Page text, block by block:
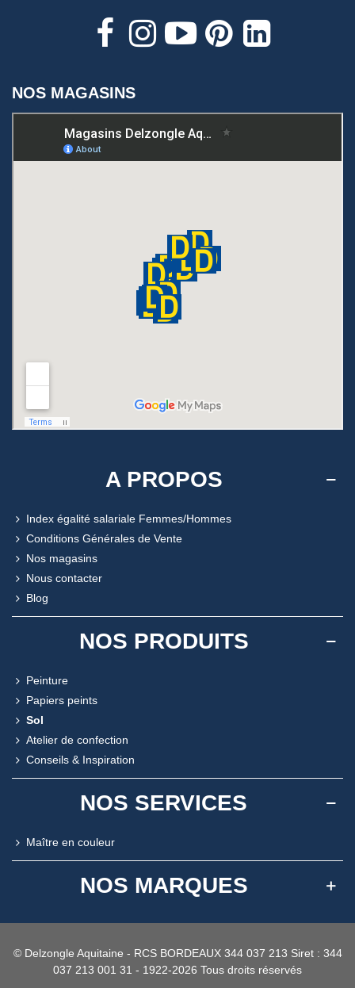
NOS MAGASINS
A PROPOS
Index égalité salariale Femmes/Hommes
Conditions Générales de Vente
Nos magasins
Nous contacter
Blog
NOS PRODUITS
Peinture
Papiers peints
Sol
Atelier de confection
Conseils & Inspiration
NOS SERVICES
Maître en couleur
NOS MARQUES
© Delzongle Aquitaine - RCS BORDEAUX 344 037 213 Siret : 344
037 213 001 31 - 1922-2026 Tous droits réservés